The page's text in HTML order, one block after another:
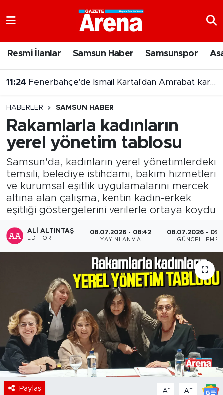
Resmi İlanlar Samsun Haber Samsunspor
11:24 Fenerbahçe'de İsmail Kartal'dan Amrabat kararı
11:12 Fenerbahçeli Musaba Sturm Graz kadrosunda yok
HABERLER SAMSUN HABER
Rakamlarla kadınların
yerel yönetim tablosu
Samsun'da, kadınların yerel yönetimlerdeki
temsili, belediye istihdamı, bakım hizmetleri
ve kurumsal eşitlik uygulamalarını mercek
altına alan çalışma, kentin kadın-erkek
eşitliği göstergelerini verilerle ortaya koydu
ALI ALTINTAŞ
EDITÖR
08.07.2026 - 08:42
YAYINLANMA
08.07.2026 -
GÜNCELLEME
Paylaş A- A+
Samsun Namaz Vakitleri
Süper Lig Puan Durumu ve Fikstür
Tüm Manşetler
Son Dakika Haberleri
Haber Arşivi